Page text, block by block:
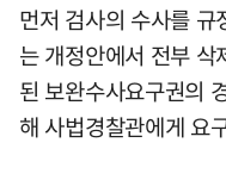
먼저 검사의 수사를
는 개정안에서 전부
된 보완수사요구권의
해 사법경찰관에게 요